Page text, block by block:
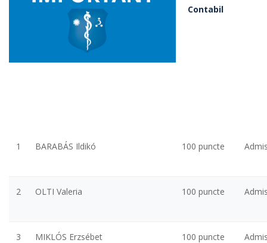
Contabil
1 BARABÁS Ildikó 100 puncte
2 OLTI Valeria 100 puncte
3 MIKLÓS Erzsébet 100 puncte